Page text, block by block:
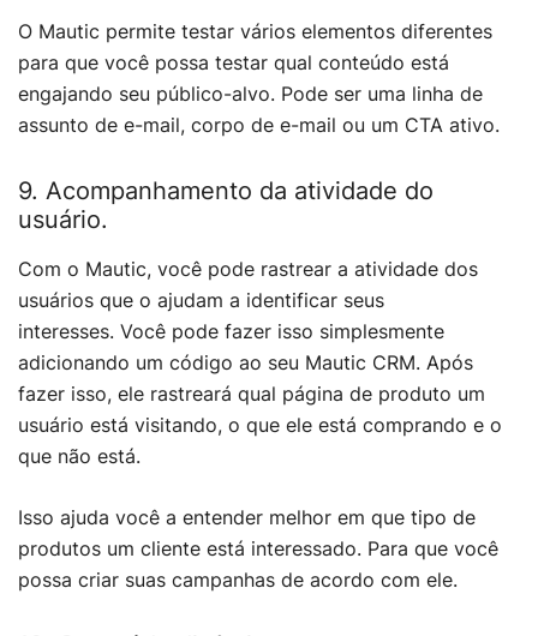
O Mautic permite testar vários elementos diferentes
para que você possa testar qual conteúdo está
engajando seu público-alvo. Pode ser uma linha de
assunto de e-mail, corpo de e-mail ou um CTA ativo.
9. Acompanhamento da atividade do
usuário.
Com o Mautic, você pode rastrear a atividade dos
usuários que o ajudam a identificar seus
interesses. Você pode fazer isso simplesmente
adicionando um código ao seu Mautic CRM. Após
fazer isso, ele rastreará qual página de produto um
usuário está visitando, o que ele está comprando e o
que não está.
Isso ajuda você a entender melhor em que tipo de
produtos um cliente está interessado. Para que você
possa criar suas campanhas de acordo com ele.